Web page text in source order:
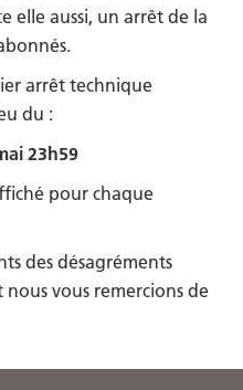
elle aussi, un arrêt de la
arrêt technique
du :
23h59
pour chaque
des désagréments
nous vous remercions de